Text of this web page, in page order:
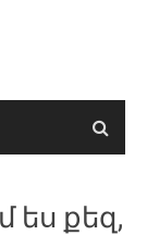
ես քեզ,